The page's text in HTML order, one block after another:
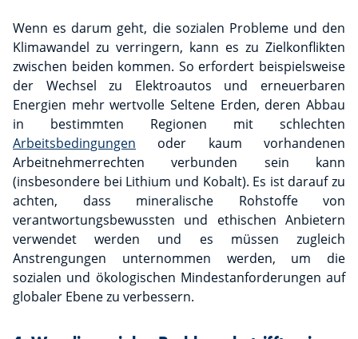
Wenn es darum geht, die sozialen Probleme und den
Klimawandel zu verringern, kann es zu Zielkonflikten
zwischen beiden kommen. So erfordert beispielsweise
der Wechsel zu Elektroautos und erneuerbaren
Energien mehr wertvolle Seltene Erden, deren Abbau
in bestimmten Regionen mit schlechten
Arbeitsbedingungen oder kaum vorhandenen
Arbeitnehmerrechten verbunden sein kann
(insbesondere bei Lithium und Kobalt). Es ist darauf zu
achten, dass mineralische Rohstoffe von
verantwortungsbewussten und ethischen Anbietern
verwendet werden und es müssen zugleich
Anstrengungen unternommen werden, um die
sozialen und ökologischen Mindestanforderungen auf
globaler Ebene zu verbessern.